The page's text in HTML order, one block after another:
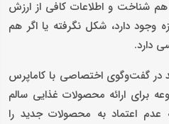
هم شناخت و اطلاعات کافی از ارزش
وجود دارد، شکل نگرفته یا اگر هم
دارد.
در گفت‌وگوی اختصاصی با کاما‌پرس
برای ارائه محصولات غذایی سالم
اعتماد به محصولات جدید را